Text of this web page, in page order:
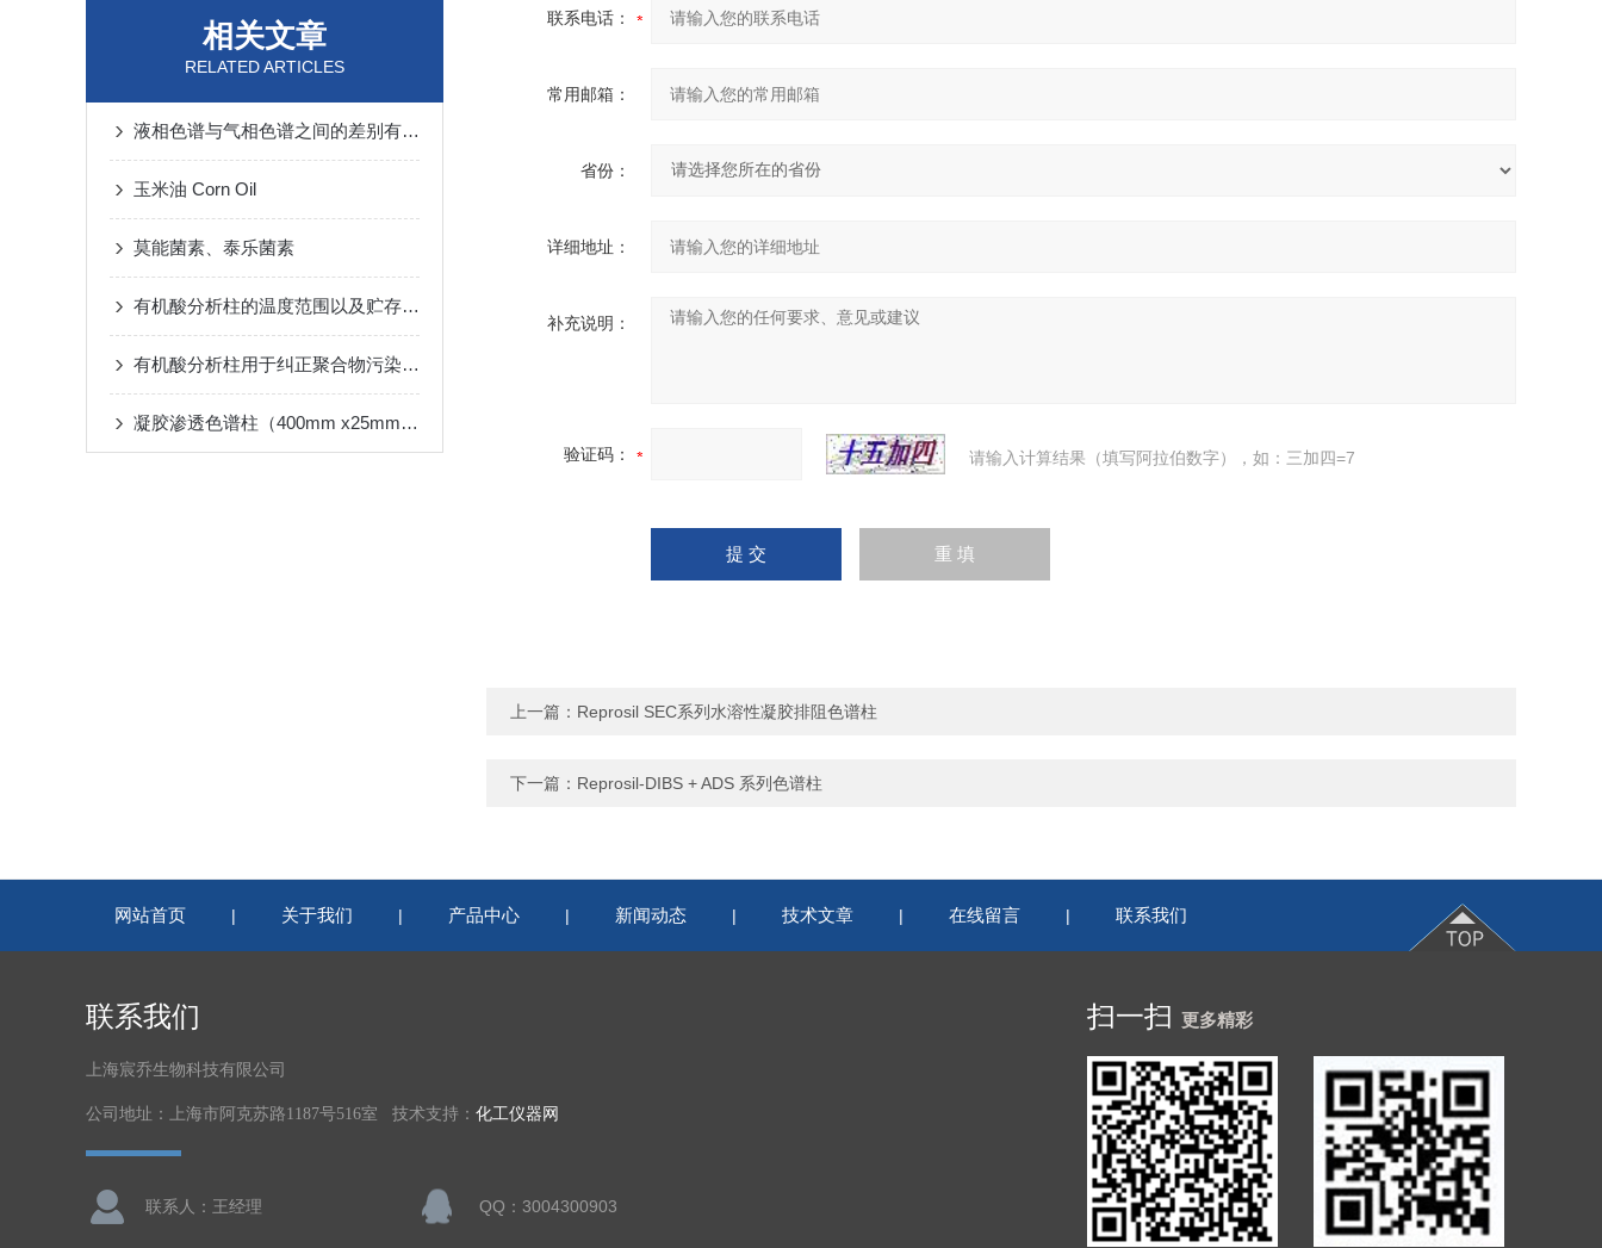
相关文章
RELATED ARTICLES
液相色谱与气相色谱之间的差别有哪些呢
玉米油 Corn Oil
莫能菌素、泰乐菌素
有机酸分析柱的温度范围以及贮存的方法
有机酸分析柱用于纠正聚合物污染或聚合物床压缩的操作
凝胶渗透色谱柱（400mm x25mm） 伯乐S-X3
联系电话：
常用邮箱：
省份：
详细地址：
补充说明：
验证码： 请输入计算结果（填写阿拉伯数字），如：三加四=7
上一篇： Reprosil SEC系列水溶性凝胶排阻色谱柱
下一篇： Reprosil-DIBS + ADS 系列色谱柱
网站首页 | 关于我们 | 产品中心 | 新闻动态 | 技术文章 | 在线留言 | 联系我们
联系我们
上海宸乔生物科技有限公司
公司地址：上海市阿克苏路1187号516室 技术支持： 化工仪器网
联系人：王经理 QQ：3004300903
扫一扫 更多精彩